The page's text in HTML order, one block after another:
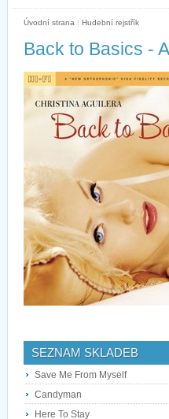
Úvodní strana | Hudební rejstřík
Back to Basics -
SEZNAM SKLADEB
Save Me From Myself
Candyman
Here To Stay